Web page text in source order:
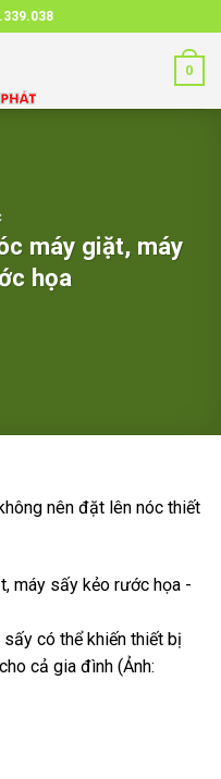
0
máy giặt, máy
họa
nên đặt lên nóc thiết
có thể khiến thiết bị
cả gia đình (Ảnh: